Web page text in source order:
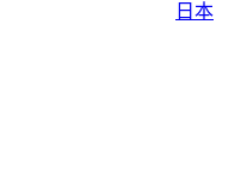
日本